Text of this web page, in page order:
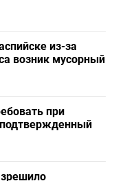
из-за
возник мусорный
при